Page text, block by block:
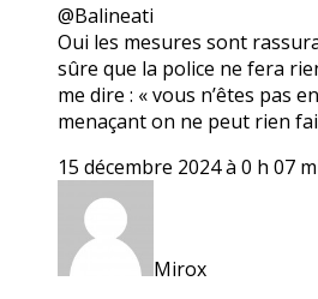
@Balineati
Oui les mesures sont
sûre que la police ne fera
me dire : « vous n’êtes pas
menaçant on ne peut rien
15 décembre 2024 à 0 h 07
Mirox